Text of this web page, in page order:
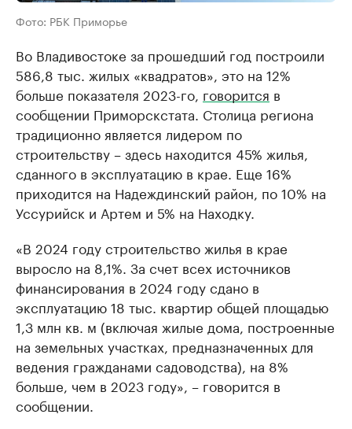
Фото: РБК Приморье
Во Владивостоке за прошедший год построили
586,8 тыс. жилых «квадратов», это на 12%
больше показателя 2023-го, говорится в
сообщении Приморскстата. Столица региона
традиционно является лидером по
строительству – здесь находится 45% жилья,
сданного в эксплуатацию в крае. Еще 16%
приходится на Надеждинский район, по 10% на
Уссурийск и Артем и 5% на Находку.
«В 2024 году строительство жилья в крае
выросло на 8,1%. За счет всех источников
финансирования в 2024 году сдано в
эксплуатацию 18 тыс. квартир общей площадью
1,3 млн кв. м (включая жилые дома, построенные
на земельных участках, предназначенных для
ведения гражданами садоводства), на 8%
больше, чем в 2023 году», – говорится в
сообщении.